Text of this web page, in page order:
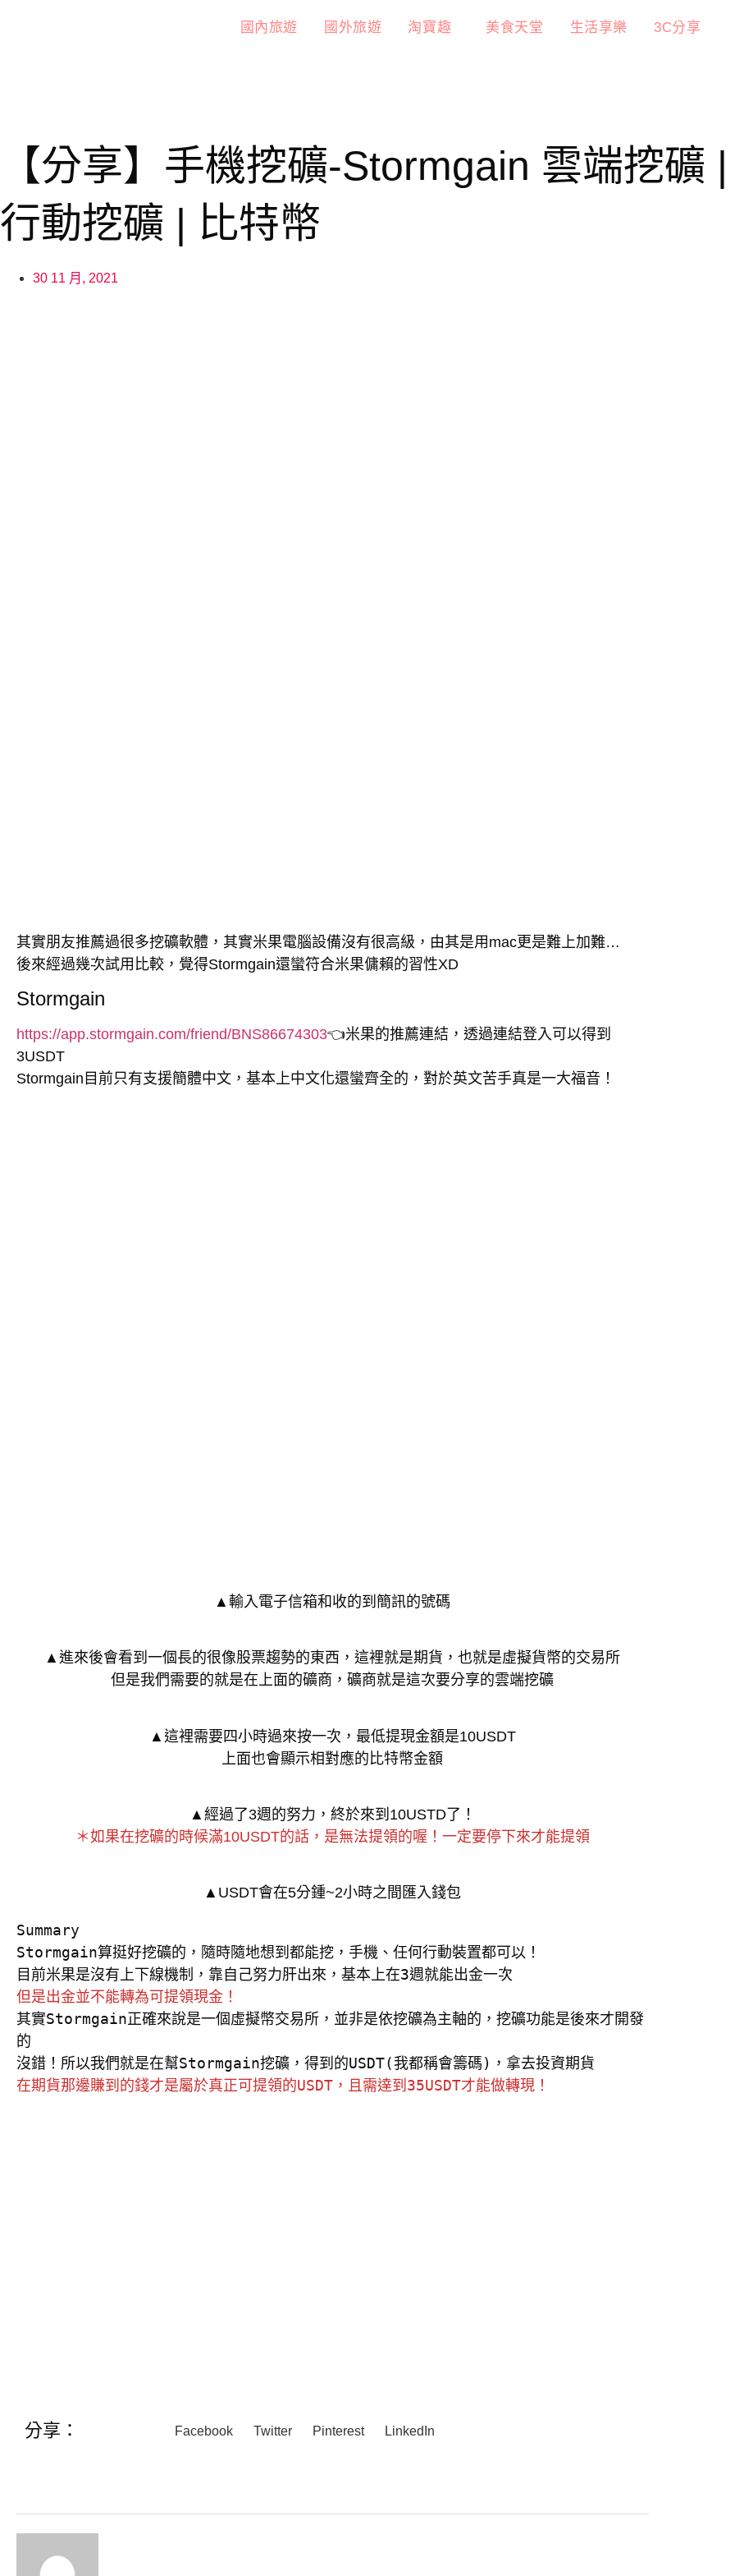
國內旅遊 國外旅遊 淘寶趣 美食天堂 生活享樂 3C分享
【分享】手機挖礦-Stormgain 雲端挖礦 |
行動挖礦 | 比特幣
30 11 月, 2021
其實朋友推薦過很多挖礦軟體，其實米果電腦設備沒有很高級，由其是用mac更是難上加難…
後來經過幾次試用比較，覺得Stormgain還蠻符合米果傭賴的習性XD
Stormgain
https://app.stormgain.com/friend/BNS86674303👈米果的推薦連結，透過連結登入可以得到
3USDT
Stormgain目前只有支援簡體中文，基本上中文化還蠻齊全的，對於英文苦手真是一大福音！
▲輸入電子信箱和收的到簡訊的號碼
▲進來後會看到一個長的很像股票趨勢的東西，這裡就是期貨，也就是虛擬貨幣的交易所
但是我們需要的就是在上面的礦商，礦商就是這次要分享的雲端挖礦
▲這裡需要四小時過來按一次，最低提現金額是10USDT
上面也會顯示相對應的比特幣金額
▲經過了3週的努力，終於來到10USTD了！
＊如果在挖礦的時候滿10USDT的話，是無法提領的喔！一定要停下來才能提領
▲USDT會在5分鍾~2小時之間匯入錢包
Summary
Stormgain算挺好挖礦的，隨時隨地想到都能挖，手機、任何行動裝置都可以！
但是出金並不能轉為可提領現金！
其實Stormgain正確來說是一個虛擬幣交易所，並非是依挖礦為主軸的，挖礦功能是後來才開發
的
在期貨那邊賺到的錢才是屬於真正可提領的USDT，且需達到35USDT才能做轉現！
分享： Facebook Twitter Pinterest LinkedIn